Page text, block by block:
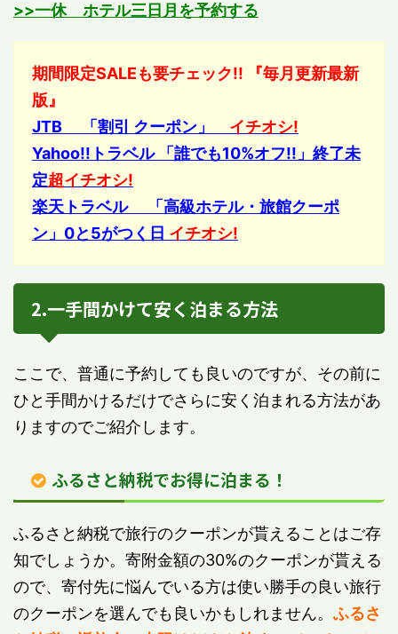
>>一休 ホテル三日月を予約する
期間限定SALEも要チェック!! 『毎月更新最新
版』
JTB 「割引 クーポン」 イチオシ!
Yahoo!!トラベル 「誰でも10%オフ!!」終了未
定超イチオシ!
楽天トラベル 「高級ホテル・旅館クーポ
ン」0と5がつく日 イチオシ!
2.一手間かけて安く泊まる方法
ここで、普通に予約しても良いのですが、その前に
ひと手間かけるだけでさらに安く泊まれる方法があ
りますのでご紹介します。
ふるさと納税でお得に泊まる！
ふるさと納税で旅行のクーポンが貰えることはご存
知でしょうか。寄附金額の30%のクーポンが貰える
ので、寄付先に悩んでいる方は使い勝手の良い旅行
のクーポンを選んでも良いかもしれません。 ふるさ